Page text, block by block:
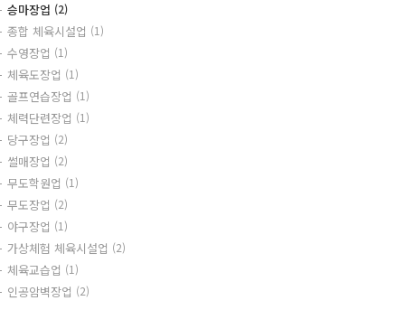
승마장업 (2)
종합 체육시설업 (1)
수영장업 (1)
체육도장업 (1)
골프연습장업 (1)
체력단련장업 (1)
당구장업 (2)
썰매장업 (2)
무도학원업 (1)
무도장업 (2)
야구장업 (1)
가상체험 체육시설업 (2)
체육교습업 (1)
인공암벽장업 (2)